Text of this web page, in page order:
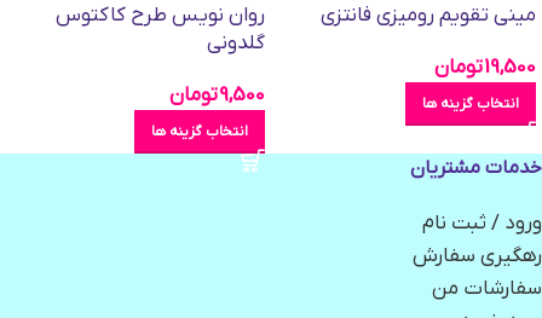
مینی تقویم رومیزی فانتزی
19,500تومان
انتخاب گزینه ها
روان نویس طرح کاکتوس
گلدونی
9,500تومان
انتخاب گزینه ها
خدمات مشتریان
ورود / ثبت نام
رهگیری سفارش
سفارشات من